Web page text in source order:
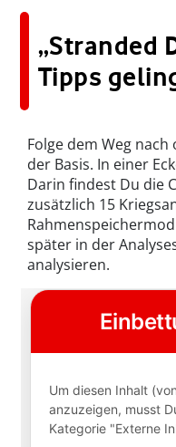
„Stranded
Tipps
Folge dem Weg
der Basis. In einer
Darin findest Du die
zusätzlich 15
später in der
analysieren.